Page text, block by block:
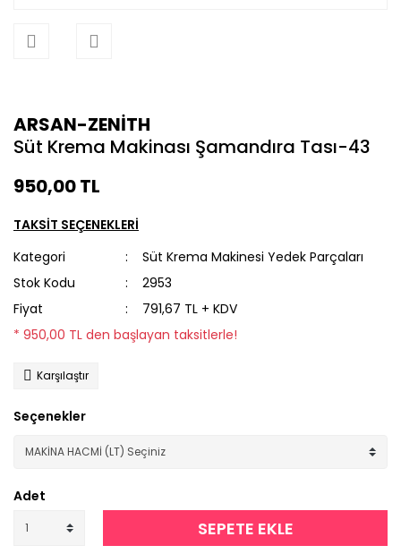
ARSAN-ZENİTH
Süt Krema Makinası Şamandıra Tası-43
950,00 TL
TAKSİT SEÇENEKLERİ
Kategori
Süt Krema Makinesi Yedek Parçaları
Stok Kodu
2953
Fiyat
791,67 TL + KDV
* 950,00 TL den başlayan taksitlerle!
Karşılaştır
Seçenekler
Adet
SEPETE EKLE